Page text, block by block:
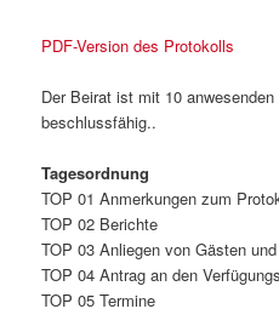
PDF-Version des Protokolls
Der Beirat ist mit 10
beschlussfähig..
Tagesordnung
TOP 01 Anmerkungen zum
TOP 02 Berichte
TOP 03 Anliegen von Gästen
TOP 04 Antrag an den
TOP 05 Termine